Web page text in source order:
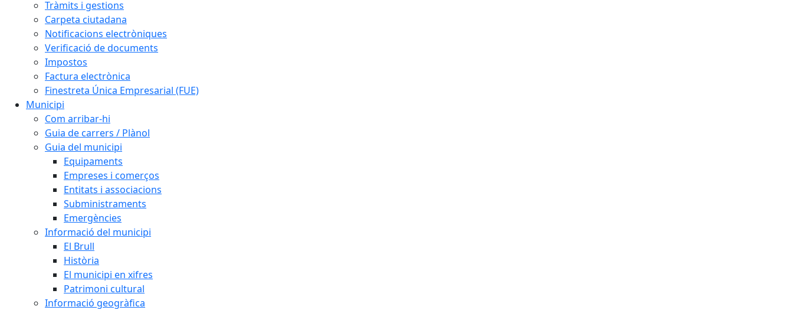
Tràmits i gestions
Carpeta ciutadana
Notificacions electròniques
Verificació de documents
Impostos
Factura electrònica
Finestreta Única Empresarial (FUE)
Municipi
Com arribar-hi
Guia de carrers / Plànol
Guia del municipi
Equipaments
Empreses i comerços
Entitats i associacions
Subministraments
Emergències
Informació del municipi
El Brull
Història
El municipi en xifres
Patrimoni cultural
Informació geogràfica